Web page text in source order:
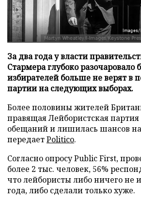
За два года у власти
Стармера глубоко разочаровало
избирателей больше не верят в
партии на следующих выборах.
Более половины жителей
правящая Лейбористская
обещаний и лишилась шансов
передаетPolitico.
Согласно опросу Public First,
более 2 тыс. человек, 56%
что лейбористы либо ничего не
года, либо сделали только хуже.